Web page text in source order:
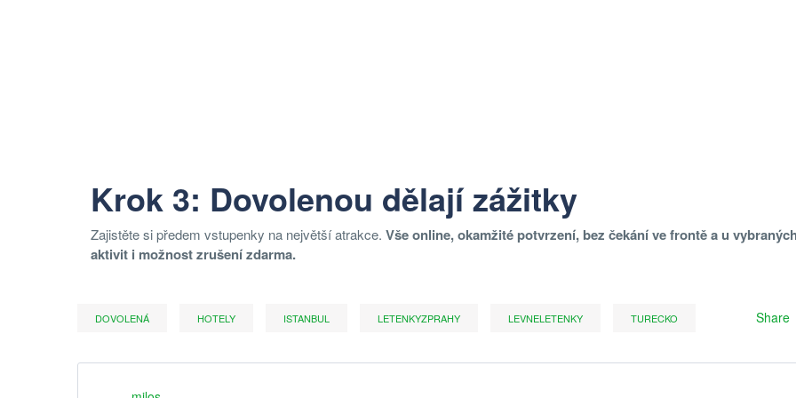
Krok 3: Dovolenou dělají zážitky
Zajistěte si předem vstupenky na největší atrakce. Vše online, okamžité potvrzení, bez čekání ve frontě a u
aktivit i možnost zrušení zdarma.
DOVOLENÁ HOTELY ISTANBUL LETENKYZPRAHY LEVNELETENKY TURECKO Share